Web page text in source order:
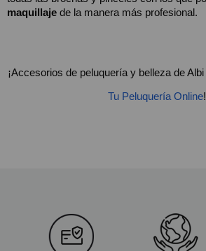
maquillaje de la manera más profesional.
Tu Peluquería Online!